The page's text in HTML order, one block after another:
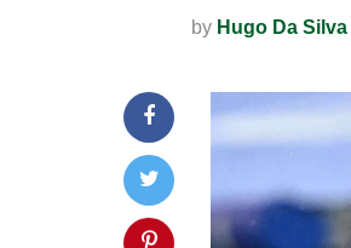
by Hugo Da Silva